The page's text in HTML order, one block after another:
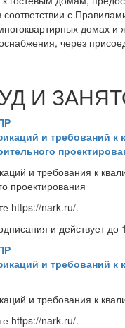
с
домах
через
И
и требований
и требования к
проектирования
https://nark.ru/.
и действует до
и требований к
и требования к
https://nark.ru/.